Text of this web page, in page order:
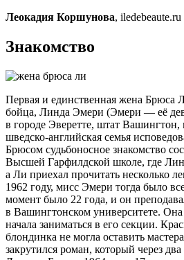
Леокадия Коршунова, iledebeaute.ru
Знакомство
Первая и единственная жена Брюса
бойца, Линда Эмери (Эмери — её
в городе Эверетте, штат Вашингтон,
шведско-английская семья
Брюсом судьбоносное знакомство
Высшей Гарфилдской школе, где
а Ли приехал прочитать несколько
1962 году, мисс Эмери тогда было
момент было 22 года, и он
в Вашингтонском университете.
начала заниматься в его секции.
блондинка не могла оставить
закрутился роман, который через